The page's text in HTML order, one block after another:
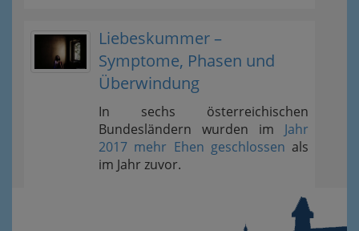
Liebeskummer –
Symptome, Phasen und
Überwindung
In sechs österreichischen
Bundesländern wurden im Jahr
2017 mehr Ehen geschlossen als
im Jahr zuvor.